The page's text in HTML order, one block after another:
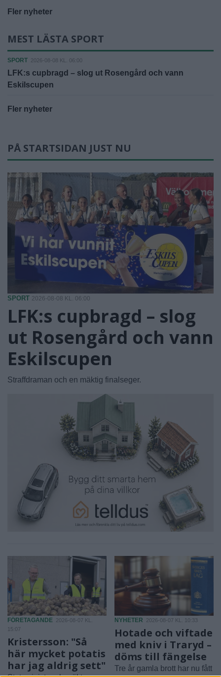
Fler nyheter
MEST LÄSTA SPORT
SPORT 2026-08-08 KL. 06:00
LFK:s cupbragd – slog ut Rosengård och vann
Eskilscupen
Fler nyheter
PÅ STARTSIDAN JUST NU
SPORT 2026-08-08 KL. 06:00
LFK:s cupbragd – slog
ut Rosengård och vann
Eskilscupen
Straffdraman och en mäktig finalseger.
FÖRETAGANDE
2026-08-07 KL.
15:07
Kristersson: "Så
här mycket potatis
har jag aldrig sett"
NYHETER 2026-08-07 KL. 10:33
Hotade och viftade
med kniv i Traryd –
döms till fängelse
Tre år gamla brott har nu fått